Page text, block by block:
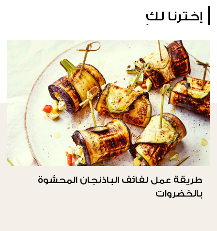
إخترنا لكِ
طريقة عمل لفائف الباذنجان المحشوة
بالخضروات